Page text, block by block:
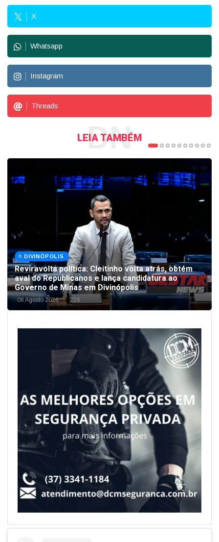
X
Whatsapp
Instagram
Threads
LEIA TAMBÉM
DN
DIVINÓPOLIS
Reviravolta política: Cleitinho volta atrás, obtém
aval do Republicanos e lança candidatura ao
Governo de Minas em Divinópolis
08 Agosto 2026 228